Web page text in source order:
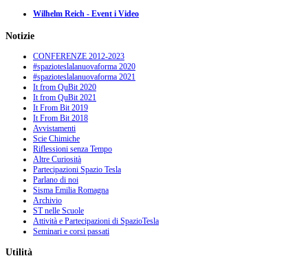
Wilhelm Reich - Event i Video
Notizie
CONFERENZE 2012-2023
#spazioteslalanuovaforma 2020
#spazioteslalanuovaforma 2021
It from QuBit 2020
It from QuBit 2021
It From Bit 2019
It From Bit 2018
Avvistamenti
Scie Chimiche
Riflessioni senza Tempo
Altre Curiosità
Partecipazioni Spazio Tesla
Parlano di noi
Sisma Emilia Romagna
Archivio
ST nelle Scuole
Attività e Partecipazioni di SpazioTesla
Seminari e corsi passati
Utilità